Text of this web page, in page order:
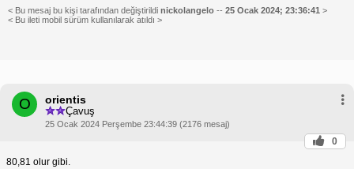
< Bu mesaj bu kişi tarafından değiştirildi nickolangelo -- 25 Ocak 2024; 23:36:41 >
< Bu ileti mobil sürüm kullanılarak atıldı >
O orientis
Çavuş
25 Ocak 2024 Perşembe 23:44:39 (2176 mesaj)
0
80,81 olur gibi.